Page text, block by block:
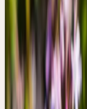
Ardeur, sollicitude,
L'essence du thym
réchauffant. La
braise. Sur le plan